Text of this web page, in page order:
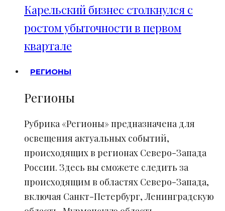
Карельский бизнес столкнулся с
ростом убыточности в первом
квартале
РЕГИОНЫ
Регионы
Рубрика «Регионы» предназначена для
освещения актуальных событий,
происходящих в регионах Северо-Запада
России. Здесь вы сможете следить за
происходящим в областях Северо-Запада,
включая Санкт-Петербург, Ленинградскую